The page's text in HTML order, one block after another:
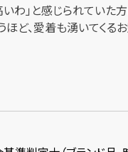
わ」と感じられてい
ど、愛着も湧いてく